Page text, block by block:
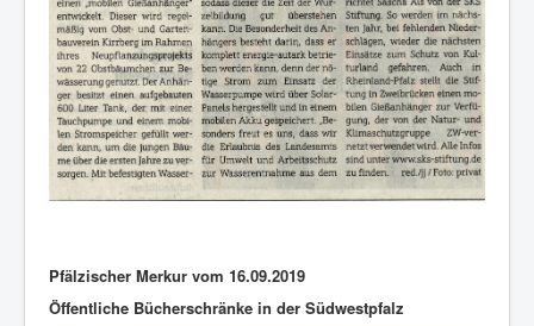
Pfälzischer Merkur vom 16.09.2019
Öffentliche Bücherschränke in der Südwestpfalz